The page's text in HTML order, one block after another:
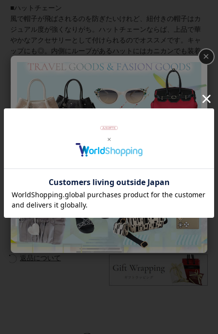
■ハットチェーン
風で帽子が飛ばされるのを防ぎたいけれど、紐付きの帽子はカ
ジュアル度が強くなりがち。ハットチェーンならば、上品で華
やかなアクセサリーとして付けられるのでオススメです。キャ
ップにも◎。内側にループがあるハットにはカニカンでも装着
■ネックレス
両サイドのカニカンを留めることでネックレスとしてもご使用
いただけます。重ね付けもしやすい合わせやすいデザインで、
サングラス・リーディンググラスやマスクは、室内外や飲食な
ど付け外しが多いもの。少しだけ外したい時にコードがあると
便利です。また、顔まわりが華やぐアクセサリーとしても◎。
商品番号 7250007
返品について
×